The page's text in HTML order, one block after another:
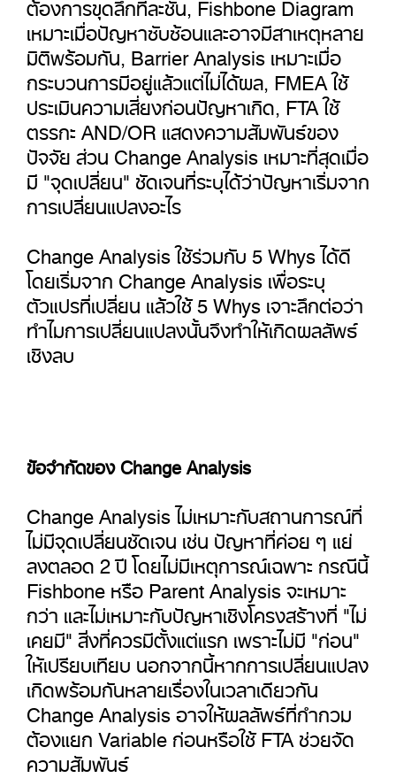
เหมาะเมื่อปัญหาซับซ้อนและอาจมีสาเหตุหลาย
มิติพร้อมกัน, Barrier Analysis เหมาะเมื่อ
กระบวนการมีอยู่แล้วแต่ไม่ได้ผล, FMEA ใช้
ประเมินความเสี่ยงก่อนปัญหาเกิด, FTA ใช้
ตรรกะ AND/OR แสดงความสัมพันธ์ของ
ปัจจัย ส่วน Change Analysis เหมาะที่สุดเมื่อ
มี "จุดเปลี่ยน" ชัดเจนที่ระบุได้ว่าปัญหาเริ่มจาก
การเปลี่ยนแปลงอะไร
Change Analysis ใช้ร่วมกับ 5 Whys ได้ดี
โดยเริ่มจาก Change Analysis เพื่อระบุ
ตัวแปรที่เปลี่ยน แล้วใช้ 5 Whys เจาะลึกต่อว่า
ทำไมการเปลี่ยนแปลงนั้นจึงทำให้เกิดผลลัพธ์
เชิงลบ
ข้อจำกัดของ Change Analysis
Change Analysis ไม่เหมาะกับสถานการณ์ที่
ไม่มีจุดเปลี่ยนชัดเจน เช่น ปัญหาที่ค่อย ๆ แย่
ลงตลอด 2 ปี โดยไม่มีเหตุการณ์เฉพาะ กรณีนี้
Fishbone หรือ Parent Analysis จะเหมาะ
กว่า และไม่เหมาะกับปัญหาเชิงโครงสร้างที่ "ไม่
เคยมี" สิ่งที่ควรมีตั้งแต่แรก เพราะไม่มี "ก่อน"
ให้เปรียบเทียบ นอกจากนี้หากการเปลี่ยนแปลง
เกิดพร้อมกันหลายเรื่องในเวลาเดียวกัน
Change Analysis อาจให้ผลลัพธ์ที่กำกวม
ต้องแยก Variable ก่อนหรือใช้ FTA ช่วยจัด
ความสัมพันธ์